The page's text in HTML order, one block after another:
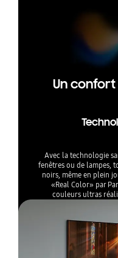
Un
Avec la technologie
fenêtres ou de lampes,
noirs, même en plein
«Real Color» par
couleurs ultras